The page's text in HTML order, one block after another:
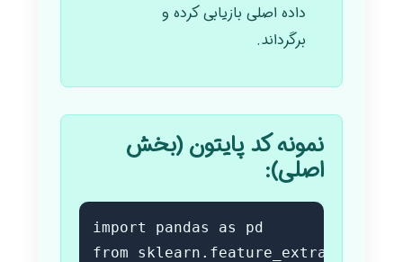
داده اصلی بازیابی کرده و
برگرداند.
نمونه کد پایتون (بخش
اصلی):
import pandas as pd
from